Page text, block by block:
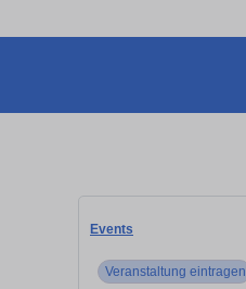
Events
Veranstaltung eintragen